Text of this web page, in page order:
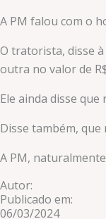
A PM falou com o
O tratorista, disse
outra no valor de
Ele ainda disse
Disse também,
A PM,
Autor:
Publicado em:
06/03/2024